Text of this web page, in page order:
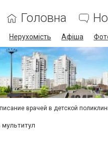
Головна
Нерухомість Афіша
врачей в детской